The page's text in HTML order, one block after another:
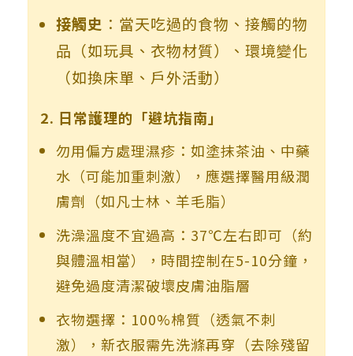
接觸史 ：當天吃過的食物、接觸的物
品（如玩具、衣物材質）、環境變化
（如換床單、戶外活動）
2. 日常護理的「避坑指南」
勿用偏方處理濕疹：如塗抹茶油、中藥
水（可能加重刺激），應選擇醫用級潤
膚劑（如凡士林、羊毛脂）
洗澡溫度不宜過高：37℃左右即可（約
與體溫相當），時間控制在5-10分鐘，
避免過度清潔破壞皮膚油脂層
衣物選擇：100%棉質（透氣不刺
激），新衣服需先洗滌再穿（去除殘留